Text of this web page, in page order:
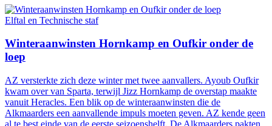
Elftal en Technische staf
Winteraanwinsten Hornkamp en Oufkir onder de
loep
AZ versterkte zich deze winter met twee aanvallers. Ayoub Oufkir
kwam over van Sparta, terwijl Jizz Hornkamp de overstap maakte
vanuit Heracles. Een blik op de winteraanwinsten die de
Alkmaarders een aanvallende impuls moeten geven. AZ kende geen
al te best einde van de eerste seizoenshelft. De Alkmaarders pakten